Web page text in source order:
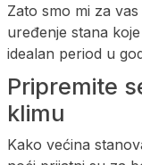
Zato smo mi za
uređenje stana
idealan period u
Pripremite
klimu
Kako većina